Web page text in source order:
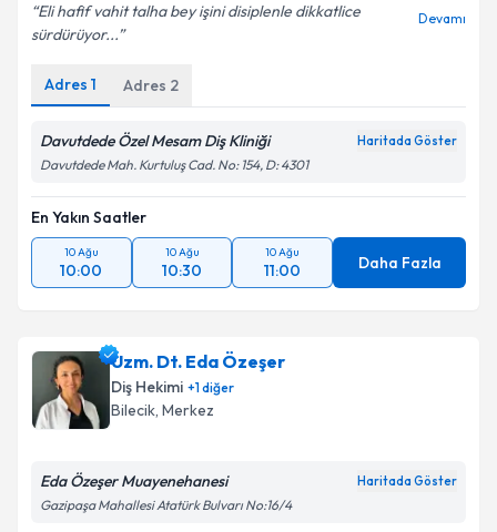
Eli hafif vahit talha bey işini disiplenle dikkatlice
sürdürüyor...
Devamı
Adres 1 Adres 2
Davutdede Özel Mesam Diş Kliniği Haritada Göster
Davutdede Mah. Kurtuluş Cad. No: 154, D: 4301
En Yakın Saatler
10 Ağu
10:00
10 Ağu
10:30
10 Ağu
11:00 Daha Fazla
Uzm. Dt. Eda Özeşer
Diş Hekimi +1diğer
Bilecik, Merkez
Eda Özeşer Muayenehanesi Haritada Göster
Gazipaşa Mahallesi Atatürk Bulvarı No:16/4